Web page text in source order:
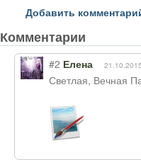
Добавить
Комментарии
#2 Елена
Светлая, Вечная